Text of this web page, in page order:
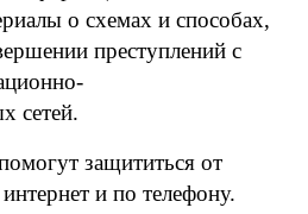
о схемах и способах,
преступлений с
сетей.
защититься от
и по телефону.